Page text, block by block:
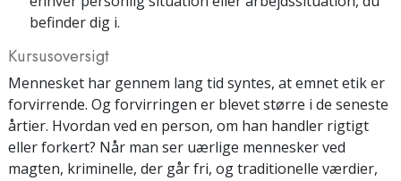
befinder dig i.
Kursusoversigt
Mennesket har gennem lang tid syntes, at emnet etik er
forvirrende. Og forvirringen er blevet større i de seneste
årtier. Hvordan ved en person, om han handler rigtigt
eller forkert? Når man ser uærlige mennesker ved
magten, kriminelle, der går fri, og traditionelle værdier,